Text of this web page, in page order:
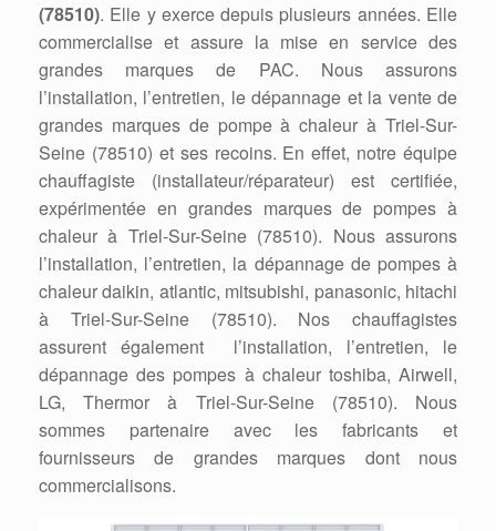
(78510). Elle y exerce depuis plusieurs années. Elle
commercialise et assure la mise en service des
grandes marques de PAC. Nous assurons
l’installation, l’entretien, le dépannage et la vente de
grandes marques de pompe à chaleur à Triel-Sur-
Seine (78510) et ses recoins. En effet, notre équipe
chauffagiste (installateur/réparateur) est certifiée,
expérimentée en grandes marques de pompes à
chaleur à Triel-Sur-Seine (78510). Nous assurons
l’installation, l’entretien, la dépannage de pompes à
chaleur daikin, atlantic, mitsubishi, panasonic, hitachi
à Triel-Sur-Seine (78510). Nos chauffagistes
assurent également l’installation, l’entretien, le
dépannage des pompes à chaleur toshiba, Airwell,
LG, Thermor à Triel-Sur-Seine (78510). Nous
sommes partenaire avec les fabricants et
fournisseurs de grandes marques dont nous
commercialisons.